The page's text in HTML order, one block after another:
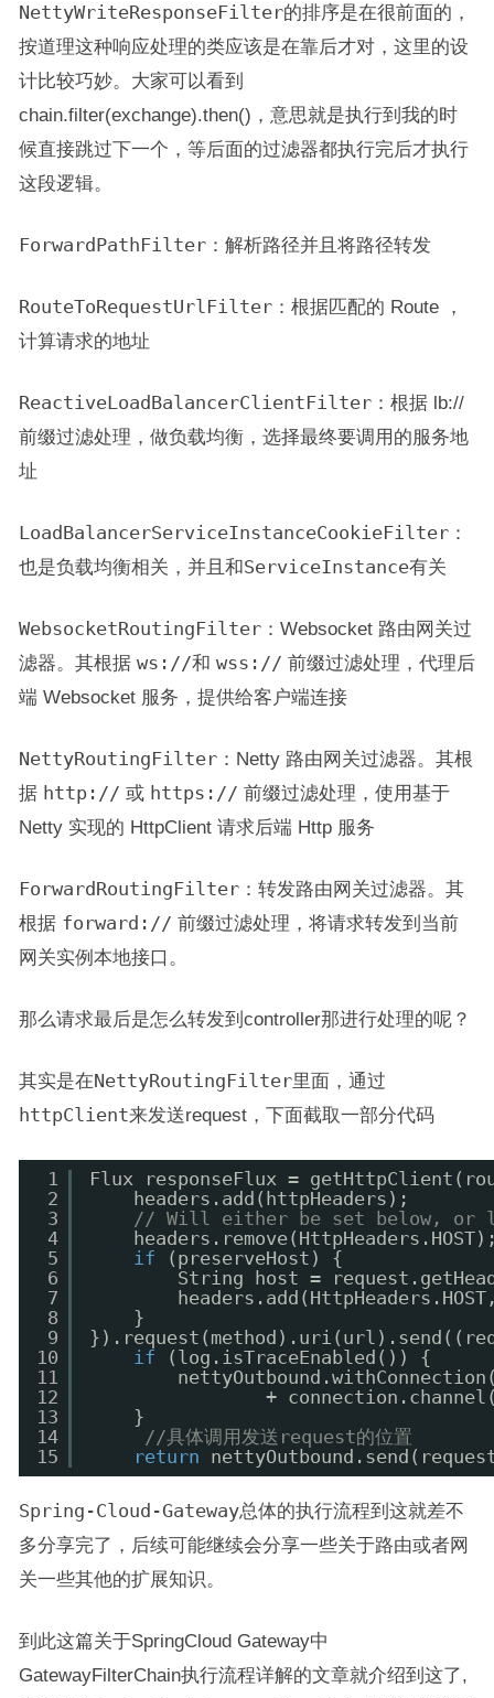
NettyWriteResponseFilter的排序是在很前面的，
按道理这种响应处理的类应该是在靠后才对，这里的设
计比较巧妙。大家可以看到
chain.filter(exchange).then()，意思就是执行到我的时
候直接跳过下一个，等后面的过滤器都执行完后才执行
这段逻辑。
ForwardPathFilter：解析路径并且将路径转发
RouteToRequestUrlFilter：根据匹配的 Route ，
计算请求的地址
ReactiveLoadBalancerClientFilter：根据 lb://
前缀过滤处理，做负载均衡，选择最终要调用的服务地
址
LoadBalancerServiceInstanceCookieFilter：
也是负载均衡相关，并且和ServiceInstance有关
WebsocketRoutingFilter：Websocket 路由网关过
滤器。其根据 ws://和 wss:// 前缀过滤处理，代理后
端 Websocket 服务，提供给客户端连接
NettyRoutingFilter：Netty 路由网关过滤器。其根
据 http:// 或 https:// 前缀过滤处理，使用基于
Netty 实现的 HttpClient 请求后端 Http 服务
ForwardRoutingFilter：转发路由网关过滤器。其
根据 forward:// 前缀过滤处理，将请求转发到当前
网关实例本地接口。
那么请求最后是怎么转发到controller那进行处理的呢？
其实是在NettyRoutingFilter里面，通过
httpClient来发送request，下面截取一部分代码
1
2
3
4
5
6
7
8
9
10
11
12
13
14
15
Flux responseFlux =
headers.add(httpHeaders);
// Will either be set below, or
if
(preserveHost) {
String host =
}
if
(log.isTraceEnabled()) {
+
}
//具体调用发送request的位置
return
Spring-Cloud-Gateway总体的执行流程到这就差不
多分享完了，后续可能继续会分享一些关于路由或者网
关一些其他的扩展知识。
到此这篇关于SpringCloud Gateway中
GatewayFilterChain执行流程详解的文章就介绍到这了,